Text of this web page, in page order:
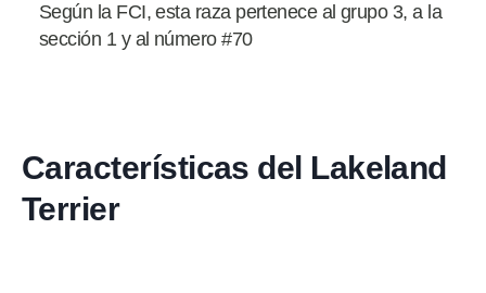
Según la FCI, esta raza pertenece al grupo 3, a la
sección 1 y al número #70
Características del Lakeland
Terrier